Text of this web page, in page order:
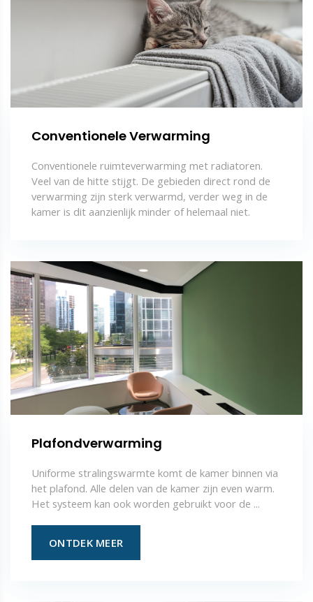
Conventionele Verwarming
Conventionele ruimteverwarming met radiatoren.
Veel van de hitte stijgt. De gebieden direct rond de
verwarming zijn sterk verwarmd, verder weg in de
kamer is dit aanzienlijk minder of helemaal niet.
Plafondverwarming
Uniforme stralingswarmte komt de kamer binnen via
het plafond. Alle delen van de kamer zijn even warm.
Het systeem kan ook worden gebruikt voor de ...
ONTDEK MEER